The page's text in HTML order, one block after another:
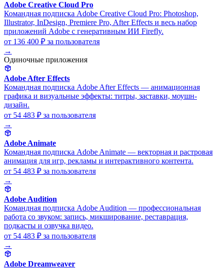
Adobe Creative Cloud Pro
Командная подписка Adobe Creative Cloud Pro: Photoshop,
Illustrator, InDesign, Premiere Pro, After Effects и весь набор
приложений Adobe с генеративным ИИ Firefly.
от 136 400 ₽ за пользователя
→
Одиночные приложения
Adobe After Effects
Командная подписка Adobe After Effects — анимационная
графика и визуальные эффекты: титры, заставки, моушн-
дизайн.
от 54 483 ₽ за пользователя
→
Adobe Animate
Командная подписка Adobe Animate — векторная и растровая
анимация для игр, рекламы и интерактивного контента.
от 54 483 ₽ за пользователя
→
Adobe Audition
Командная подписка Adobe Audition — профессиональная
работа со звуком: запись, микширование, реставрация,
подкасты и озвучка видео.
от 54 483 ₽ за пользователя
→
Adobe Dreamweaver